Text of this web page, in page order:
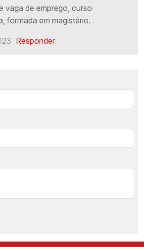
vaga de emprego, curso
formada em magistério.
Responder